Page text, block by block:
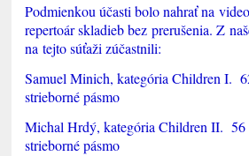
Podmienkou účasti bolo nahrať na
repertoár skladieb bez prerušenia. Z
na tejto súťaži zúčastnili:
Samuel Minich, kategória Children I.
strieborné pásmo
Michal Hrdý, kategória Children II. 56
strieborné pásmo